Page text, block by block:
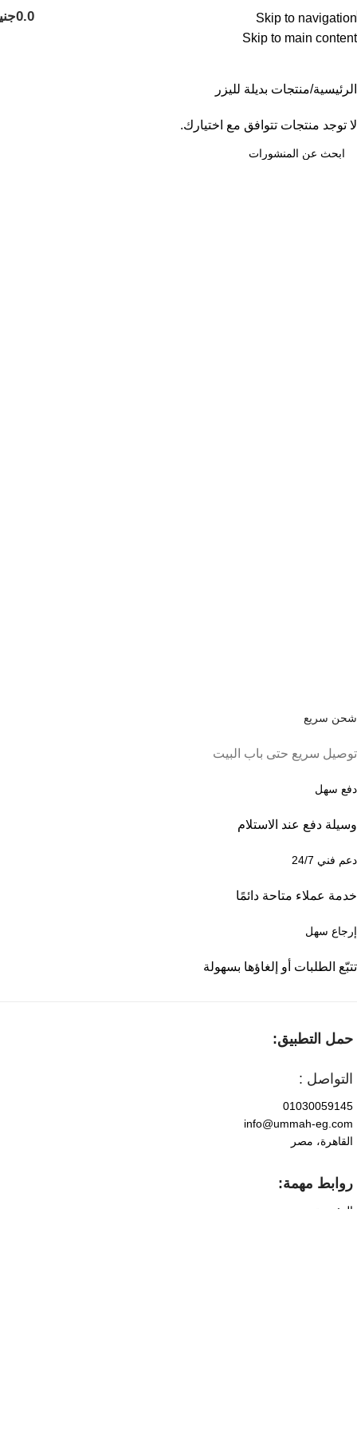
Skip to navigation
Skip to main content
0.0
منتجات بديلة لليزر
الرئيسية منتجات بديلة لليزر
لا توجد منتجات تتوافق مع اختيارك.
شحن سريع
توصيل سريع حتى باب البيت
دفع سهل
وسيلة دفع عند الاستلام
دعم فني 24/7
خدمة عملاء متاحة دائمًا
إرجاع سهل
تتبّع الطلبات أو إلغاؤها بسهولة
حمل التطبيق:
التواصل :
01030059145
info@ummah-eg.com
القاهرة، مصر
روابط مهمة:
الرئيسية